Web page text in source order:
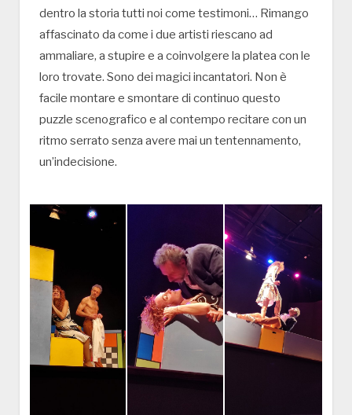
dentro la storia tutti noi come testimoni… Rimango
affascinato da come i due artisti riescano ad
ammaliare, a stupire e a coinvolgere la platea con le
loro trovate. Sono dei magici incantatori. Non è
facile montare e smontare di continuo questo
puzzle scenografico e al contempo recitare con un
ritmo serrato senza avere mai un tentennamento,
un’indecisione.